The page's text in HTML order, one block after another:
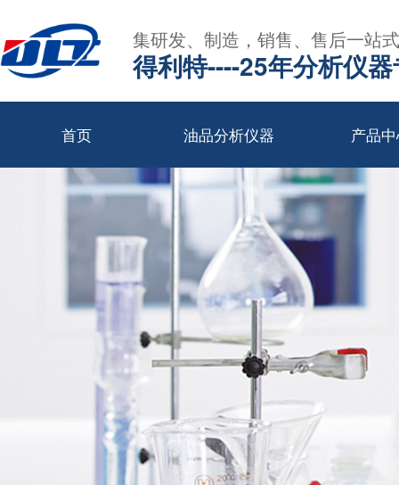
集研发、制造，销售、售后一站
得利特----25年分析仪
首页 油品分析仪器 产品